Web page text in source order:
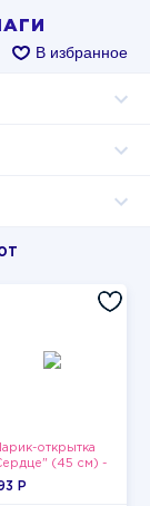
В избранное
открытка
(45 см) -
P